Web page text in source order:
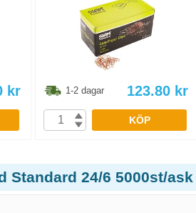
kr 1-2 dagar 123.80 kr
KÖP
Standard 24/6 5000st/ask